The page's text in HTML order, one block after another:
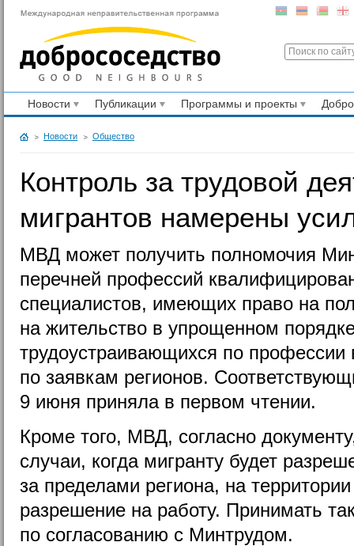
Новости Публикации Программы и проекты
Новости Общество
Контроль за трудовой
мигрантов намерены
МВД может получить полномочия
перечней профессий
специалистов, имеющих право на
на жительство в упрощенном
трудоустраивающихся по профессии
по заявкам регионов.
9 июня приняла в первом чтении.
Кроме того, МВД, согласно
случаи, когда мигранту будет
за пределами региона, на
разрешение на работу. Принимать
по согласованию с Минтрудом.